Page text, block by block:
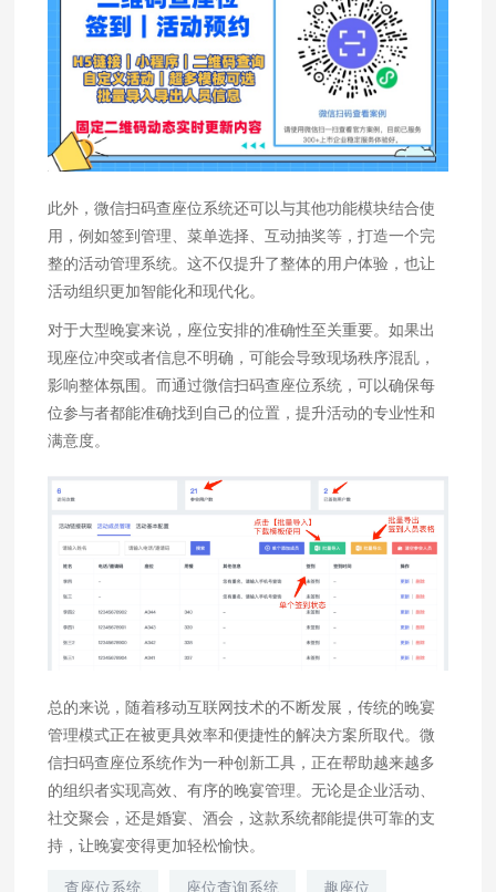
此外，微信扫码查座位系统还可以与其他功能模块结合使
用，例如签到管理、菜单选择、互动抽奖等，打造一个完
整的活动管理系统。这不仅提升了整体的用户体验，也让
活动组织更加智能化和现代化。
对于大型晚宴来说，座位安排的准确性至关重要。如果出
现座位冲突或者信息不明确，可能会导致现场秩序混乱，
影响整体氛围。而通过微信扫码查座位系统，可以确保每
位参与者都能准确找到自己的位置，提升活动的专业性和
满意度。
总的来说，随着移动互联网技术的不断发展，传统的晚宴
管理模式正在被更具效率和便捷性的解决方案所取代。微
信扫码查座位系统作为一种创新工具，正在帮助越来越多
的组织者实现高效、有序的晚宴管理。无论是企业活动、
社交聚会，还是婚宴、酒会，这款系统都能提供可靠的支
持，让晚宴变得更加轻松愉快。
查座位系统
座位查询系统 趣座位